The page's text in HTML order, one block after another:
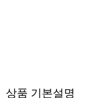
상품 기본설명